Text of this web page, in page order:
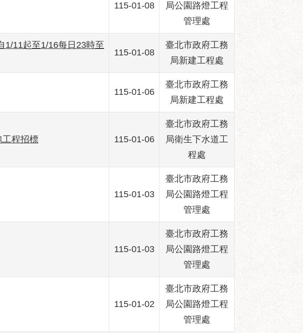
115-01-08
局公園路燈工程
管理處
1/11起至1/16每日23時至
115-01-08
臺北市政府工務
局新建工程處
115-01-06
臺北市政府工務
局新建工程處
工程招標 115-01-06
臺北市政府工務
局衛生下水道工
程處
115-01-03
臺北市政府工務
局公園路燈工程
管理處
115-01-03
臺北市政府工務
局公園路燈工程
管理處
115-01-02
臺北市政府工務
局公園路燈工程
管理處